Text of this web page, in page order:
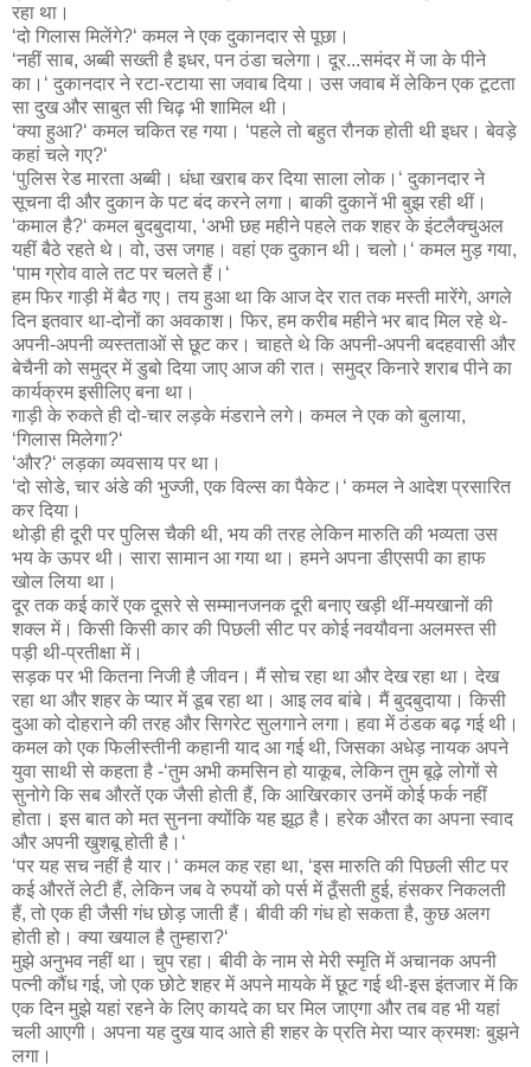
रहा था।
‘दो गिलास मिलेंगे?‘ कमल ने एक दुकानदार से पूछा।
‘नहीं साब, अब्बी सख्ती है इधर, पन ठंडा चलेगा। दूर...समंदर में जा के पीने
का।‘ दुकानदार ने रटा-रटाया सा जवाब दिया। उस जवाब में लेकिन एक टूटता
सा दुख और साबुत सी चिढ़ भी शामिल थी।
‘क्या हुआ?‘ कमल चकित रह गया। ‘पहले तो बहुत रौनक होती थी इधर। बेवड़े
कहां चले गए?‘
‘पुलिस रेड मारता अब्बी। धंधा खराब कर दिया साला लोक।‘ दुकानदार ने
सूचना दी और दुकान के पट बंद करने लगा। बाकी दुकानें भी बुझ रही थीं।
‘कमाल है?‘ कमल बुदबुदाया, ‘अभी छह महीने पहले तक शहर के इंटलैक्चुअल
यहीं बैठे रहते थे। वो, उस जगह। वहां एक दुकान थी। चलो।‘ कमल मुड़ गया,
‘पाम ग्रोव वाले तट पर चलते हैं।‘
हम फिर गाड़ी में बैठ गए। तय हुआ था कि आज देर रात तक मस्ती मारेंगे, अगले
दिन इतवार था-दोनों का अवकाश। फिर, हम करीब महीने भर बाद मिल रहे थे-
अपनी-अपनी व्यस्तताओं से छूट कर। चाहते थे कि अपनी-अपनी बदहवासी और
बेचैनी को समुद्र में डुबो दिया जाए आज की रात। समुद्र किनारे शराब पीने का
कार्यक्रम इसीलिए बना था।
गाड़ी के रुकते ही दो-चार लड़के मंडराने लगे। कमल ने एक को बुलाया,
‘गिलास मिलेगा?‘
‘और?‘ लड़का व्यवसाय पर था।
‘दो सोडे, चार अंडे की भुज्जी, एक विल्स का पैकेट।‘ कमल ने आदेश प्रसारित
कर दिया।
थोड़ी ही दूरी पर पुलिस चैकी थी, भय की तरह लेकिन मारुति की भव्यता उस
भय के ऊपर थी। सारा सामान आ गया था। हमने अपना डीएसपी का हाफ
खोल लिया था।
दूर तक कई कारें एक दूसरे से सम्मानजनक दूरी बनाए खड़ी थीं-मयखानों की
शक्ल में। किसी किसी कार की पिछली सीट पर कोई नवयौवना अलमस्त सी
पड़ी थी-प्रतीक्षा में।
सड़क पर भी कितना निजी है जीवन। मैं सोच रहा था और देख रहा था। देख
रहा था और शहर के प्यार में डूब रहा था। आइ लव बांबे। मैं बुदबुदाया। किसी
दुआ को दोहराने की तरह और सिगरेट सुलगाने लगा। हवा में ठंडक बढ़ गई थी।
कमल को एक फिलीस्तीनी कहानी याद आ गई थी, जिसका अधेड़ नायक अपने
युवा साथी से कहता है -‘तुम अभी कमसिन हो याकूब, लेकिन तुम बूढ़े लोगों से
सुनोगे कि सब औरतें एक जैसी होती हैं, कि आखिरकार उनमें कोई फर्क नहीं
होता। इस बात को मत सुनना क्योंकि यह झूठ है। हरेक औरत का अपना स्वाद
और अपनी खुशबू होती है।‘
‘पर यह सच नहीं है यार।‘ कमल कह रहा था, ‘इस मारुति की पिछली सीट पर
कई औरतें लेटी हैं, लेकिन जब वे रुपयों को पर्स में ठूँसती हुई, हंसकर निकलती
हैं, तो एक ही जैसी गंध छोड़ जाती हैं। बीवी की गंध हो सकता है, कुछ अलग
होती हो। क्या खयाल है तुम्हारा?‘
मुझे अनुभव नहीं था। चुप रहा। बीवी के नाम से मेरी स्मृति में अचानक अपनी
पत्नी कौंध गई, जो एक छोटे शहर में अपने मायके में छूट गई थी-इस इंतजार में कि
एक दिन मुझे यहां रहने के लिए कायदे का घर मिल जाएगा और तब वह भी यहां
चली आएगी। अपना यह दुख याद आते ही शहर के प्रति मेरा प्यार क्रमशः बुझने
लगा।